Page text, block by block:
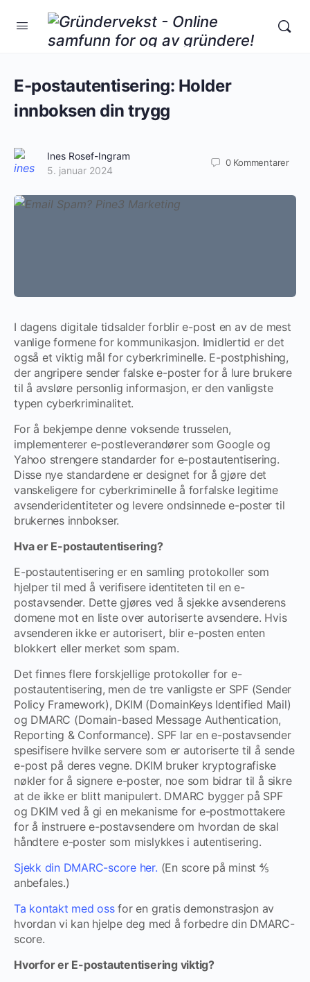
E-postautentisering: Holder
innboksen din trygg
Ines Rosef-Ingram
5. januar 2024
0 Kommentarer
I dagens digitale tidsalder forblir e-post en av de mest
vanlige formene for kommunikasjon. Imidlertid er det
også et viktig mål for cyberkriminelle. E-postphishing,
der angripere sender falske e-poster for å lure brukere
til å avsløre personlig informasjon, er den vanligste
typen cyberkriminalitet.
For å bekjempe denne voksende trusselen,
implementerer e-postleverandører som Google og
Yahoo strengere standarder for e-postautentisering.
Disse nye standardene er designet for å gjøre det
vanskeligere for cyberkriminelle å forfalske legitime
avsenderidentiteter og levere ondsinnede e-poster til
brukernes innbokser.
Hva er E-postautentisering?
E-postautentisering er en samling protokoller som
hjelper til med å verifisere identiteten til en e-
postavsender. Dette gjøres ved å sjekke avsenderens
domene mot en liste over autoriserte avsendere. Hvis
avsenderen ikke er autorisert, blir e-posten enten
blokkert eller merket som spam.
Det finnes flere forskjellige protokoller for e-
postautentisering, men de tre vanligste er SPF (Sender
Policy Framework), DKIM (DomainKeys Identified Mail)
og DMARC (Domain-based Message Authentication,
Reporting & Conformance). SPF lar en e-postavsender
spesifisere hvilke servere som er autoriserte til å sende
e-post på deres vegne. DKIM bruker kryptografiske
nøkler for å signere e-poster, noe som bidrar til å sikre
at de ikke er blitt manipulert. DMARC bygger på SPF
og DKIM ved å gi en mekanisme for e-postmottakere
for å instruere e-postavsendere om hvordan de skal
håndtere e-poster som mislykkes i autentisering.
Sjekk din DMARC-score her. (En score på minst ⅘
anbefales.)
Ta kontakt med ossfor en gratis demonstrasjon av
hvordan vi kan hjelpe deg med å forbedre din DMARC-
score.
Hvorfor er E-postautentisering viktig?